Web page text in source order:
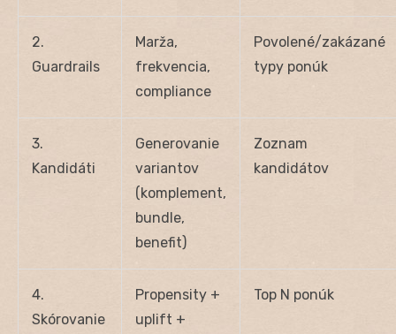
2.
Guardrails
Marža,
frekvencia,
compliance
Povolené/zakázané
typy ponúk
3.
Kandidáti
Generovanie
variantov
(komplement,
bundle,
benefit)
Zoznam
kandidátov
4.
Skórovanie
Propensity +
uplift +
Top N ponúk